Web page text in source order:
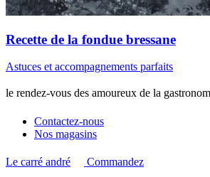
Recette de la fondue bressane
Astuces et accompagnements parfaits
le rendez-vous des amoureux de la
Contactez-nous
Nos magasins
Le carré andré
Commandez